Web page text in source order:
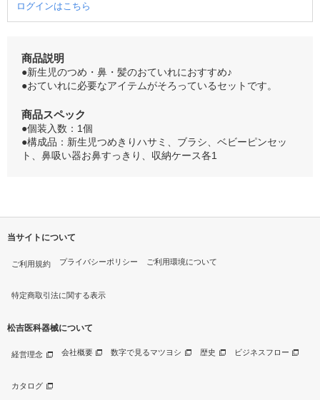
ログインはこちら
商品説明
●新生児のつめ・鼻・髪のおていれにおすすめ♪
●おていれに必要なアイテムがそろっているセットです。
商品スペック
●個装入数：1個
●構成品：新生児つめきりハサミ、ブラシ、ベビーピンセッ
ト、鼻吸い器お鼻すっきり、収納ケース各1
当サイトについて
ご利用規約 プライバシーポリシー ご利用環境について
特定商取引法に関する表示
松吉医科器械について
経営理念 会社概要 数字で見るマツヨシ 歴史 ビジネスフロー
カタログ